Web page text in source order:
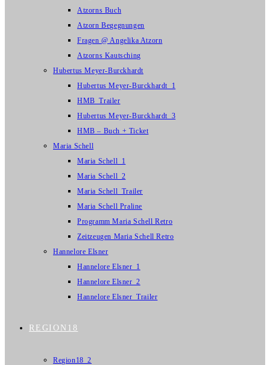
Atzorns Buch
Atzorn Begegnungen
Fragen @ Angelika Atzorn
Atzorns Kautsching
Hubertus Meyer-Burckhardt
Hubertus Meyer-Burckhardt_1
HMB_Trailer
Hubertus Meyer-Burckhardt_3
HMB – Buch + Ticket
Maria Schell
Maria Schell_1
Maria Schell_2
Maria Schell_Trailer
Maria Schell Praline
Programm Maria Schell Retro
Zeitzeugen Maria Schell Retro
Hannelore Elsner
Hannelore Elsner_1
Hannelore Elsner_2
Hannelore Elsner_Trailer
REGION18
Region18_2